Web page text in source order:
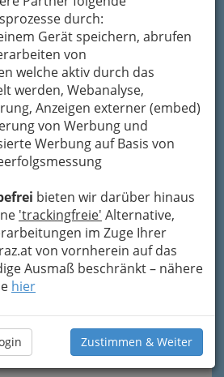
durch:
Gerät speichern, abrufen
von
welche aktiv durch das
werden, Webanalyse,
Anzeigen externer (embed)
von Werbung und
Werbung auf Basis von
bieten wir darüber hinaus
'trackingfreie' Alternative,
im Zuge Ihrer
von vornherein auf das
Ausmaß beschränkt – nähere
hier
Zustimmen & Weiter
winzige Bauernhäuser, in
betrieben wird.
die Erlaubnis, die
Lebensmittel, sowie
zu allen Zeiten des Jahres,
Preis er/sie will, zu
(davon leben wir) gibt
zum Thema. Diese
über das „Info-Icon“
In der Navigation rechts
zu einzelnen Orten und